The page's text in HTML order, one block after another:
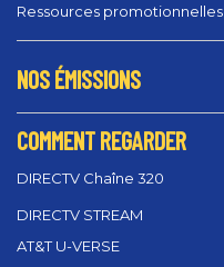
Ressources promotionnelles
NOS ÉMISSIONS
COMMENT REGARDER
DIRECTV Chaîne 320
DIRECTV STREAM
AT&T U-VERSE